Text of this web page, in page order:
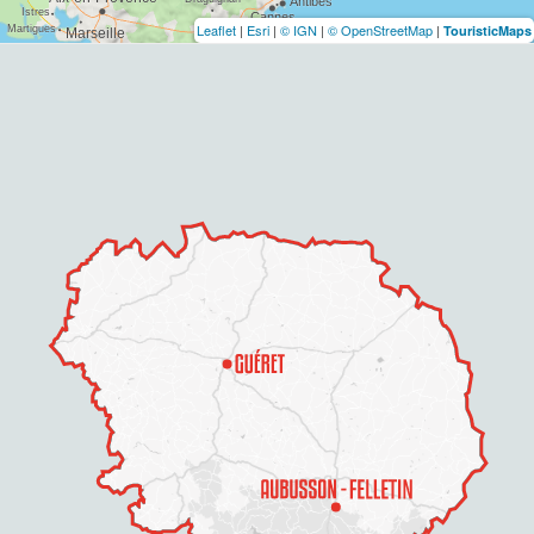
Leaflet | Esri | © IGN | © OpenStreetMap | TouristicMaps